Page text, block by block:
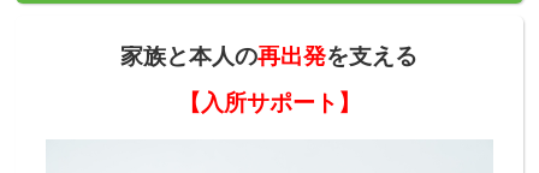
家族と本人の再出発を支える
【入所サポート】